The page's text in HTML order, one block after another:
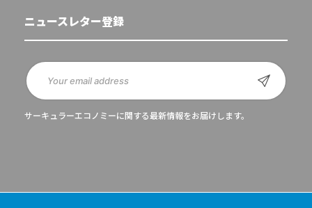
ニュースレター登録
サーキュラーエコノミーに関する最新情報をお届けします。